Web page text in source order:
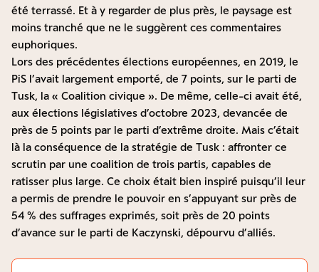
été terrassé. Et à y regarder de plus près, le paysage est
moins tranché que ne le suggèrent ces commentaires
euphoriques.
Lors des précédentes élections européennes, en 2019, le
PiS l’avait largement emporté, de 7 points, sur le parti de
Tusk, la « Coalition civique ». De même, celle-ci avait été,
aux élections législatives d’octobre 2023, devancée de
près de 5 points par le parti d’extrême droite. Mais c’était
là la conséquence de la stratégie de Tusk : affronter ce
scrutin par une coalition de trois partis, capables de
ratisser plus large. Ce choix était bien inspiré puisqu’il leur
a permis de prendre le pouvoir en s’appuyant sur près de
54 % des suffrages exprimés, soit près de 20 points
d’avance sur le parti de Kaczynski, dépourvu d’alliés.